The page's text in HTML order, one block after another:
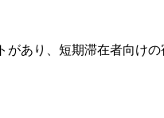
あり、短期滞在者向け